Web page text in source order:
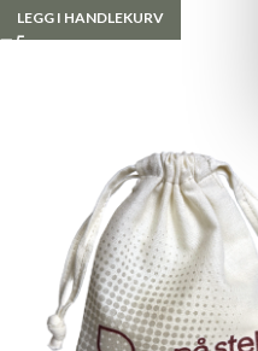
LEGG I HANDLEKURV